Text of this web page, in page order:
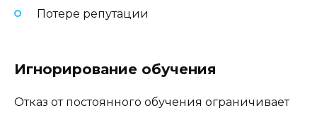
Потере репутации
Игнорирование обучения
Отказ от постоянного обучения ограничивает